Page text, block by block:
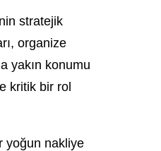
stratejik
organize
yakın konumu
kritik bir rol
yoğun nakliye